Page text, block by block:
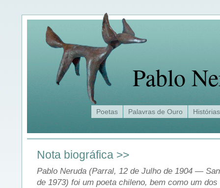
Pablo
Poetas Palavras de Ouro Histórias
Nota biográfica >>
Pablo Neruda (Parral, 12 de Julho de 1904 —
de 1973) foi um poeta chileno, bem como um